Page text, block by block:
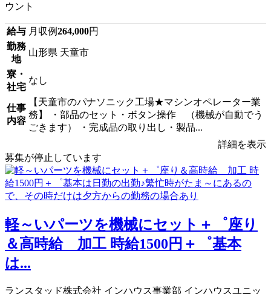
ウント
給与 月収例264,000円
勤務
地
山形県 天童市
寮・
社宅
なし
仕事
内容
【天童市のパナソニック工場★マシンオペレーター業
務】 ・部品のセット・ボタン操作 （機械が自動でう
ごきます） ・完成品の取り出し・製品...
詳細を表示
募集が停止しています
軽～いパーツを機械にセット＋゜座り
＆高時給 加工 時給1500円＋゜基本
は...
ランスタッド株式会社 インハウス事業部 インハウスユニッ